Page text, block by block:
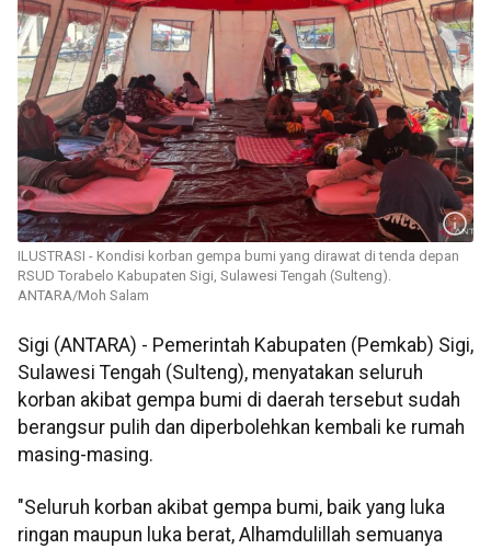
ILUSTRASI - Kondisi korban gempa bumi yang dirawat di tenda depan
RSUD Torabelo Kabupaten Sigi, Sulawesi Tengah (Sulteng).
ANTARA/Moh Salam
Sigi (ANTARA) - Pemerintah Kabupaten (Pemkab) Sigi,
Sulawesi Tengah (Sulteng), menyatakan seluruh
korban akibat gempa bumi di daerah tersebut sudah
berangsur pulih dan diperbolehkan kembali ke rumah
masing-masing.
"Seluruh korban akibat gempa bumi, baik yang luka
ringan maupun luka berat, Alhamdulillah semuanya